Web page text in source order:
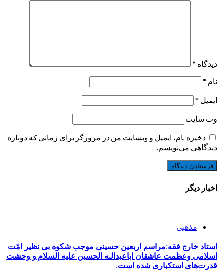
دیدگاه *
نام *
ایمیل *
وب‌ سایت
ذخیره نام، ایمیل و وبسایت من در مرورگر برای زمانی که دوباره
دیدگاهی می‌نویسم.
اخبار دیگر
مذهبی
استاد خارج فقه:مراسم اربعین حسینی موجب شکوه بی نظیر امّت
اسلامی وعظمت عاشقان اباعبدالله الحسین علیه السلام و وحشت
قدرت‌های استکباری شده است.